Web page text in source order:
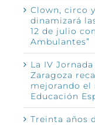
Clown, circo
dinamizará
12 de julio
Ambulantes”
La IV
Zaragoza
mejorando el
Educación
Treinta años